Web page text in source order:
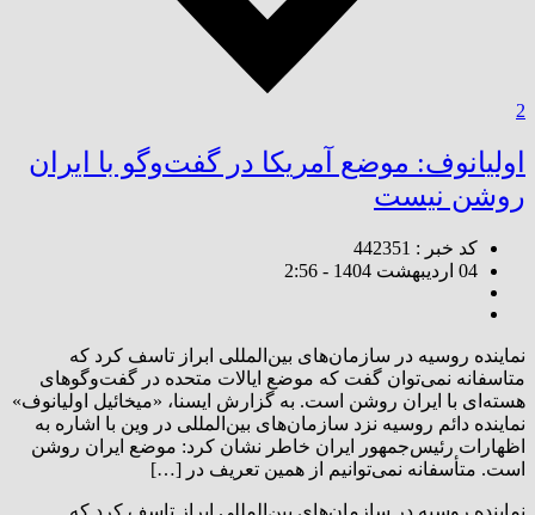
2
اولیانوف: موضع آمریکا در گفت‌وگو با ایران
روشن نیست
کد خبر : 442351
04 اردیبهشت 1404 - 2:56
نماینده روسیه در سازمان‌های بین‌المللی ابراز تاسف کرد که
متاسفانه نمی‌توان گفت که موضع ایالات متحده در گفت‌وگوهای
هسته‌ای با ایران روشن است. به گزارش ایسنا، «میخائیل اولیانوف»
نماینده دائم روسیه نزد سازمان‌های بین‌المللی در وین با اشاره به
اظهارات رئیس‌جمهور ایران خاطر نشان کرد: موضع ایران روشن
است. متأسفانه نمی‌توانیم از همین تعریف در […]
نماینده روسیه در سازمان‌های بین‌المللی ابراز تاسف کرد که